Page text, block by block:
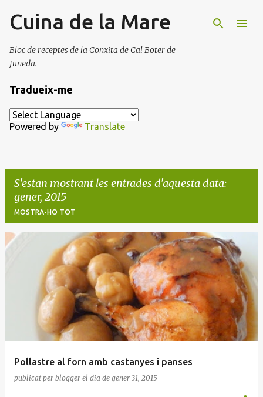
Salta al contingut principal
Cuina de la Mare
Bloc de receptes de la Conxita de Cal Boter de
Juneda.
Tradueix-me
Powered by Translate
S'estan mostrant les entrades d'aquesta data:
gener, 2015
MOSTRA-HO TOT
E
Pollastre al forn amb castanyes i panses
publicat per blogger el dia de gener 31, 2015